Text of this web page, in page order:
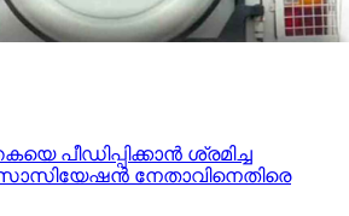
പീഡിപ്പിക്കാന്‍ ശ്രമിച്ച
നേതാവിനെതിരെ